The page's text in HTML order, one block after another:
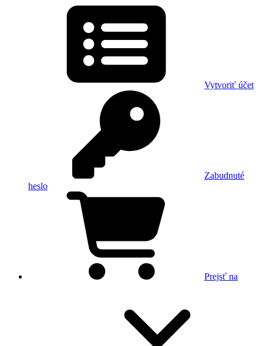
Vytvoriť účet
Zabudnuté
heslo
Prejsť na